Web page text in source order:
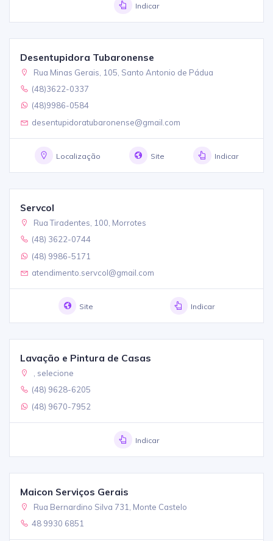
Indicar
Desentupidora Tubaronense
Rua Minas Gerais, 105, Santo Antonio de Pádua
(48)3622-0337
(48)9986-0584
desentupidoratubaronense@gmail.com
Localização Site Indicar
Servcol
Rua Tiradentes, 100, Morrotes
(48) 3622-0744
(48) 9986-5171
atendimento.servcol@gmail.com
Site Indicar
Lavação e Pintura de Casas
, selecione
(48) 9628-6205
(48) 9670-7952
Indicar
Maicon Serviços Gerais
Rua Bernardino Silva 731, Monte Castelo
48 9930 6851